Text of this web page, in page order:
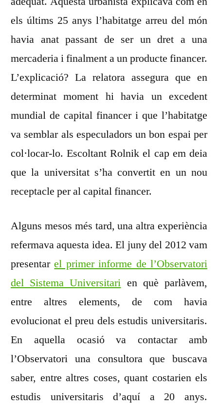
els últims 25 anys l’habitatge arreu del món
havia anat passant de ser un dret a una
mercaderia i finalment a un producte financer.
L’explicació? La relatora assegura que en
determinat moment hi havia un excedent
mundial de capital financer i que l’habitatge
va semblar als especuladors un bon espai per
col·locar-lo. Escoltant Rolnik el cap em deia
que la universitat s’ha convertit en un nou
receptacle per al capital financer.
Alguns mesos més tard, una altra experiència
refermava aquesta idea. El juny del 2012 vam
presentarel primer informe de l’Observatori
del Sistema Universitari en què parlàvem,
entre altres elements, de com havia
evolucionat el preu dels estudis universitaris.
En aquella ocasió va contactar amb
l’Observatori una consultora que buscava
saber, entre altres coses, quant costarien els
estudis universitaris d’aquí a 20 anys.